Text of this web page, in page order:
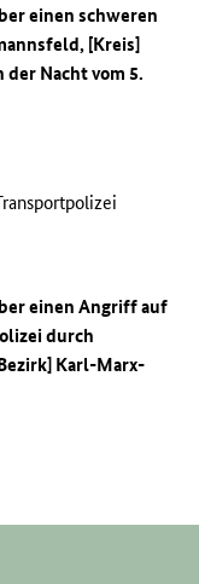
einen schweren
[Kreis]
Nacht vom 5.
einen Angriff auf
durch
Karl-Marx-